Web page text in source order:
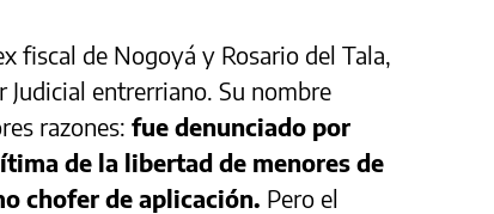
fiscal de Nogoyá y Rosario del Tala,
Judicial entrerriano. Su nombre
razones: fue denunciado por
de la libertad de menores de
chofer de aplicación. Pero el